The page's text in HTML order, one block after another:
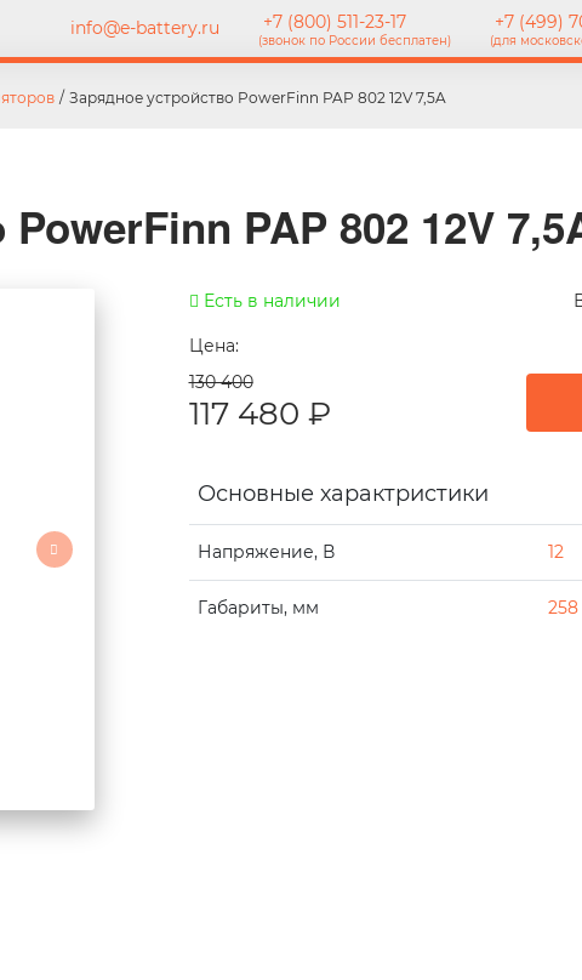
info@e-battery.ru +7 (800) 511-23-17
(звонок по России бесплатен)
+7 (499)
(для
/ Зарядное устройство PowerFinn PAP 802 12V 7,5A
PAP 802 12V
Есть в наличии
Цена:
130 400
117 480 ₽
Основные характристики
Напряжение, В 12
Габариты, мм 258